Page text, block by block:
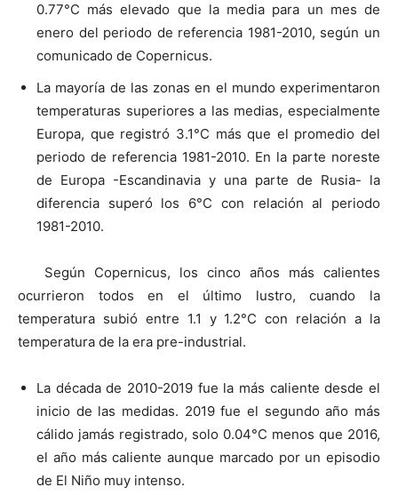
0.77°C más elevado que la media para un mes de
enero del periodo de referencia 1981-2010, según un
comunicado de Copernicus.
La mayoría de las zonas en el mundo experimentaron
temperaturas superiores a las medias, especialmente
Europa, que registró 3.1°C más que el promedio del
periodo de referencia 1981-2010. En la parte noreste
de Europa -Escandinavia y una parte de Rusia- la
diferencia superó los 6°C con relación al periodo
1981-2010.
Según Copernicus, los cinco años más calientes
ocurrieron todos en el último lustro, cuando la
temperatura subió entre 1.1 y 1.2°C con relación a la
temperatura de la era pre-industrial.
La década de 2010-2019 fue la más caliente desde el
inicio de las medidas. 2019 fue el segundo año más
cálido jamás registrado, solo 0.04°C menos que 2016,
el año más caliente aunque marcado por un episodio
de El Niño muy intenso.